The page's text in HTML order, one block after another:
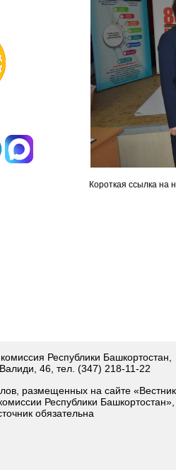
Короткая ссылка на
Республики Башкортостан,
46, тел. (347) 218-11-22
размещенных на сайте «Вестник
Республики Башкортостан»,
обязательна